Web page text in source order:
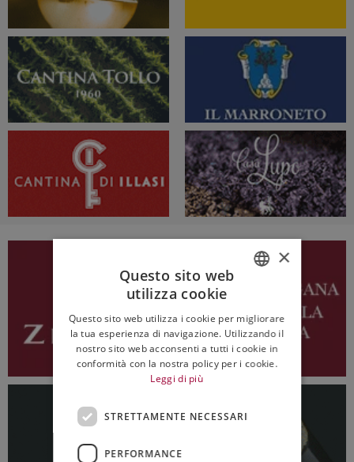
ENGLISH
×
Questo sito web
utilizza cookie
Questo sito web utilizza i cookie per migliorare
la tua esperienza di navigazione. Utilizzando il
nostro sito web acconsenti a tutti i cookie in
conformità con la nostra policy per i cookie.
Leggi di più
STRETTAMENTE NECESSARI
PERFORMANCE